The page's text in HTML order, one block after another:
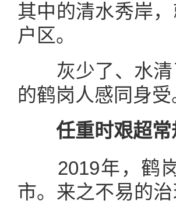
其中的清水秀岸
户区。
灰少了、水清
的鹤岗人感同身受
任重时艰超常
2019年，鹤岗
市。来之不易的